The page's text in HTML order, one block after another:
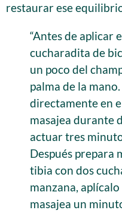
restaurar ese
“Antes de aplicar
cucharadita de
un poco del
palma de la
directamente en
masajea durante
actuar tres
Después prepara
tibia con dos
manzana,
masajea un